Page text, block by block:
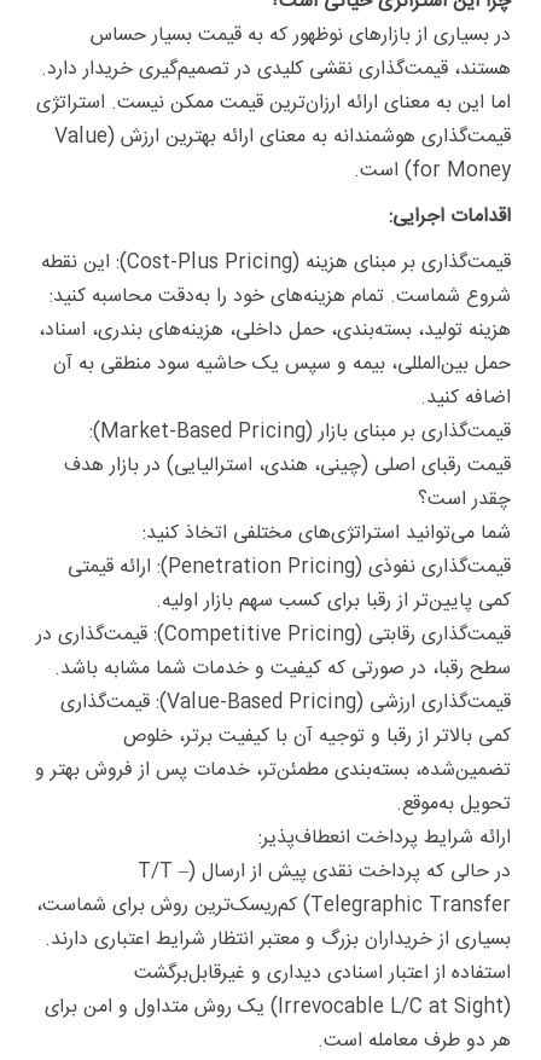
در بسیاری از بازارهای نوظهور که به قیمت بسیار حساس
هستند، قیمت‌گذاری نقشی کلیدی در تصمیم‌گیری خریدار دارد.
اما این به معنای ارائه ارزان‌ترین قیمت ممکن نیست. استراتژی
قیمت‌گذاری هوشمندانه به معنای ارائه بهترین ارزش (Value
for Money) است.
اقدامات اجرایی:
قیمت‌گذاری بر مبنای هزینه (Cost-Plus Pricing): این نقطه
شروع شماست. تمام هزینه‌های خود را به‌دقت محاسبه کنید:
هزینه تولید، بسته‌بندی، حمل داخلی، هزینه‌های بندری، اسناد،
حمل بین‌المللی، بیمه و سپس یک حاشیه سود منطقی به آن
اضافه کنید.
قیمت‌گذاری بر مبنای بازار (Market-Based Pricing):
قیمت رقبای اصلی (چینی، هندی، استرالیایی) در بازار هدف
چقدر است؟
شما می‌توانید استراتژی‌های مختلفی اتخاذ کنید:
قیمت‌گذاری نفوذی (Penetration Pricing): ارائه قیمتی
کمی پایین‌تر از رقبا برای کسب سهم بازار اولیه.
قیمت‌گذاری رقابتی (Competitive Pricing): قیمت‌گذاری در
سطح رقبا، در صورتی که کیفیت و خدمات شما مشابه باشد.
قیمت‌گذاری ارزشی (Value-Based Pricing): قیمت‌گذاری
کمی بالاتر از رقبا و توجیه آن با کیفیت برتر، خلوص
تضمین‌شده، بسته‌بندی مطمئن‌تر، خدمات پس از فروش بهتر و
تحویل به‌موقع.
ارائه شرایط پرداخت انعطاف‌پذیر:
در حالی که پرداخت نقدی پیش از ارسال (T/T –
Telegraphic Transfer) کم‌ریسک‌ترین روش برای شماست،
بسیاری از خریداران بزرگ و معتبر انتظار شرایط اعتباری دارند.
استفاده از اعتبار اسنادی دیداری و غیرقابل‌برگشت
(Irrevocable L/C at Sight) یک روش متداول و امن برای
هر دو طرف معامله است.